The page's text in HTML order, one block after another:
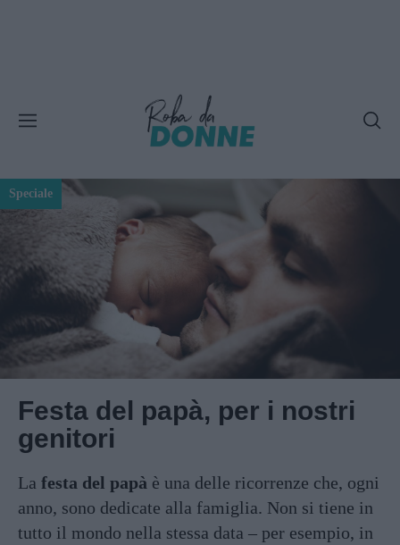
Speciale
Festa del papà, per i nostri
genitori
La festa del papà è una delle ricorrenze che, ogni
anno, sono dedicate alla famiglia. Non si tiene in
tutto il mondo nella stessa data – per esempio, in